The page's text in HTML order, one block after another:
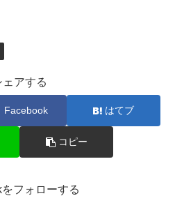
ェアする
Facebook はてブ
コピー
フォローする